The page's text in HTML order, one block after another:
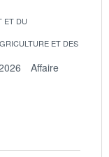
ET DU
ET DES
Affaire